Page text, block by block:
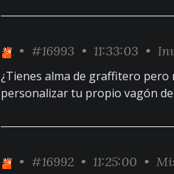
• #16993 • 11:33:03 •
¿Tienes alma de graffitero pero
personalizar tu propio vagón
• #16992 • 11:25:00 •